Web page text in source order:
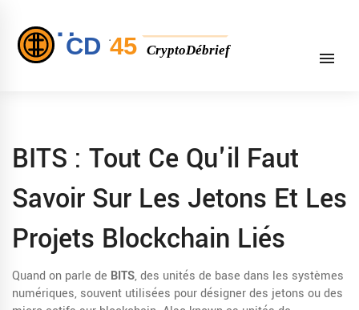
BITS : Tout Ce Qu'il Faut
Savoir Sur Les Jetons Et Les
Projets Blockchain Liés
Quand on parle de BITS,des unités de base dans les systèmes
numériques, souvent utilisées pour désigner des jetons ou des